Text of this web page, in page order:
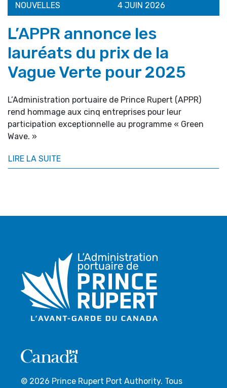
NOUVELLES 4 JUIN 2026
L’APPR annonce les
lauréats du prix de la
Vague Verte pour 2025
L’Administration portuaire de Prince Rupert (APPR)
rend hommage aux cinq entreprises pour leur
participation exceptionnelle au programme « Green
Wave. »
LIRE LA SUITE
© 2026 Prince Rupert Port Authority. Tous